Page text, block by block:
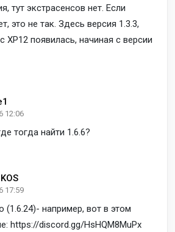
тут экстрасенсов нет. Если
это не так. Здесь версия 1.3.3,
XP12 появилась, начиная с версии
12:06
тогда найти 1.6.6?
17:59
например, вот в этом
https://discord.gg/HsHQM8MuPx